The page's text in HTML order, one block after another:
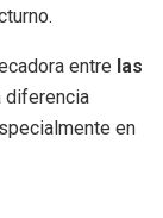
entre las
diferencia
en